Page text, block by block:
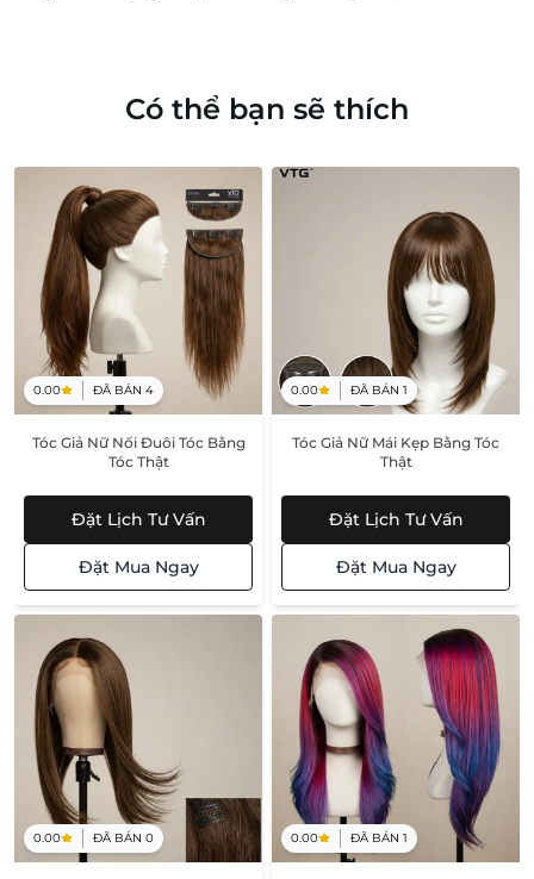
Có thể bạn sẽ thích
0.00 ĐÃ BÁN 4
Tóc Giả Nữ Nối Đuôi Tóc Bằng
Tóc Thật
Đặt Lịch Tư Vấn
Đặt Mua Ngay
0.00 ĐÃ BÁN 1
Tóc Giả Nữ Mái Kẹp Bằng Tóc
Thật
Đặt Lịch Tư Vấn
Đặt Mua Ngay
0.00 ĐÃ BÁN 0 0.00 ĐÃ BÁN 1